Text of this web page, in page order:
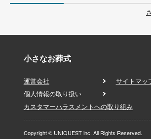
小さなお葬式
運営会社
サイトマッ
個人情報の取り扱い
カスタマーハラスメントへの取り組み
Copyright © UNIQUEST inc. All Rights Reserved.